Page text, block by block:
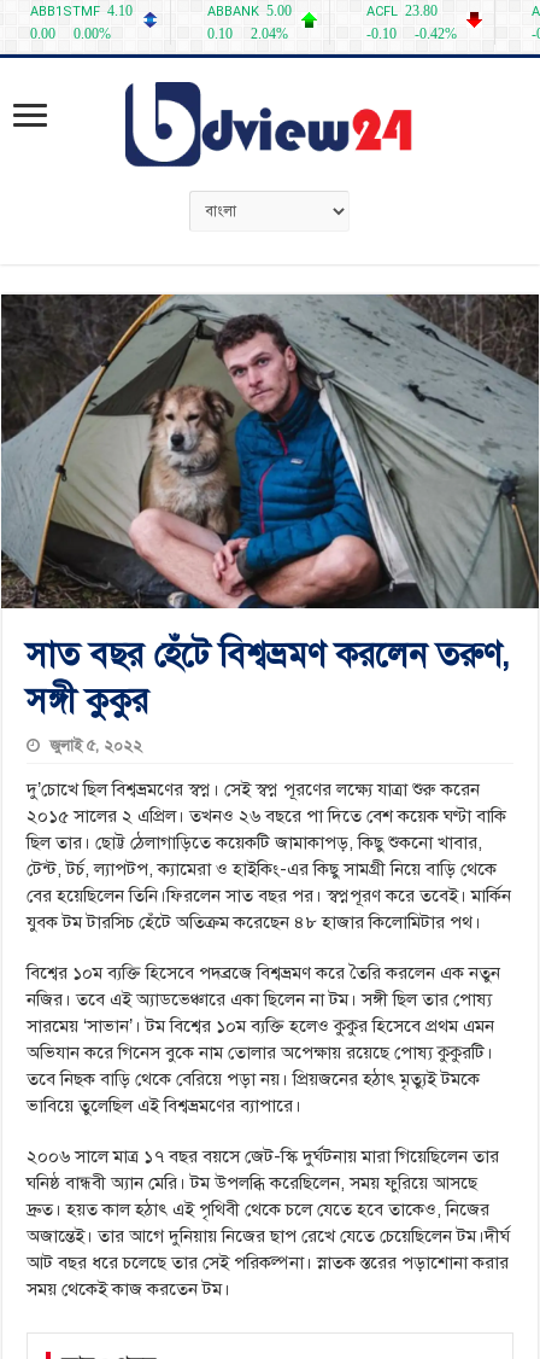
সাত বছর হেঁটে বিশ্বভ্রমণ করলেন তরুণ,
সঙ্গী কুকুর
জুলাই ৫, ২০২২
দু’চোখে ছিল বিশ্বভ্রমণের স্বপ্ন। সেই স্বপ্ন পূরণের লক্ষ্যে যাত্রা শুরু করেন
২০১৫ সালের ২ এপ্রিল। তখনও ২৬ বছরে পা দিতে বেশ কয়েক ঘণ্টা বাকি
ছিল তার। ছোট্ট ঠেলাগাড়িতে কয়েকটি জামাকাপড়, কিছু শুকনো খাবার,
টেন্ট, টর্চ, ল্যাপটপ, ক্যামেরা ও হাইকিং-এর কিছু সামগ্রী নিয়ে বাড়ি থেকে
বের হয়েছিলেন তিনি।ফিরলেন সাত বছর পর। স্বপ্নপূরণ করে তবেই। মার্কিন
যুবক টম টারসিচ হেঁটে অতিক্রম করেছেন ৪৮ হাজার কিলোমিটার পথ।
বিশ্বের ১০ম ব্যক্তি হিসেবে পদব্রজে বিশ্বভ্রমণ করে তৈরি করলেন এক নতুন
নজির। তবে এই অ্যাডভেঞ্চারে একা ছিলেন না টম। সঙ্গী ছিল তার পোষ্য
সারমেয় ‘সাভান’। টম বিশ্বের ১০ম ব্যক্তি হলেও কুকুর হিসেবে প্রথম এমন
অভিযান করে গিনেস বুকে নাম তোলার অপেক্ষায় রয়েছে পোষ্য কুকুরটি।
তবে নিছক বাড়ি থেকে বেরিয়ে পড়া নয়। প্রিয়জনের হঠাৎ মৃত্যুই টমকে
ভাবিয়ে তুলেছিল এই বিশ্বভ্রমণের ব্যাপারে।
২০০৬ সালে মাত্র ১৭ বছর বয়সে জেট-স্কি দুর্ঘটনায় মারা গিয়েছিলেন তার
ঘনিষ্ঠ বান্ধবী অ্যান মেরি। টম উপলব্ধি করেছিলেন, সময় ফুরিয়ে আসছে
দ্রুত। হয়ত কাল হঠাৎ এই পৃথিবী থেকে চলে যেতে হবে তাকেও, নিজের
অজান্তেই। তার আগে দুনিয়ায় নিজের ছাপ রেখে যেতে চেয়েছিলেন টম।দীর্ঘ
আট বছর ধরে চলেছে তার সেই পরিকল্পনা। স্নাতক স্তরের পড়াশোনা করার
সময় থেকেই কাজ করতেন টম।